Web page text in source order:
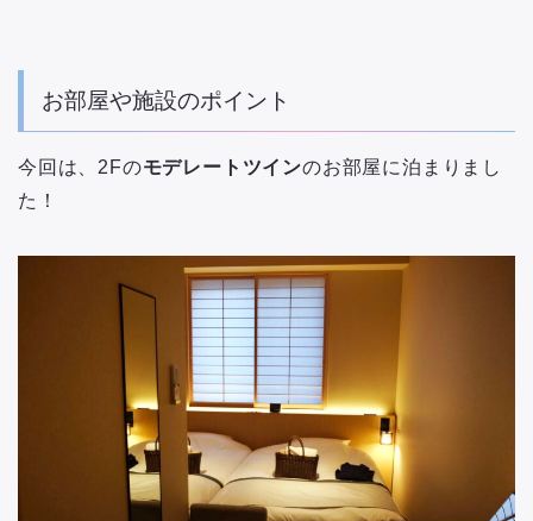
お部屋や施設のポイント
今回は、2Fのモデレートツインのお部屋に泊まりまし
た！